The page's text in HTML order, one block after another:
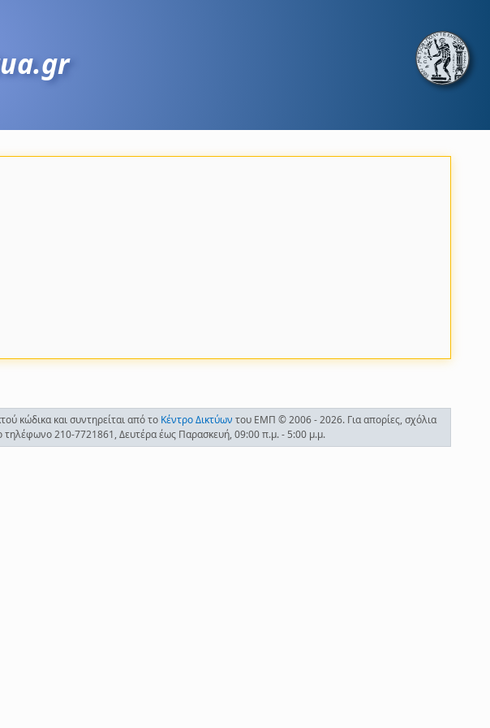
κώδικα και συντηρείται από το Κέντρο Δικτύων του ΕΜΠ © 2006 - 2026. Για απορίες, σχόλια
τηλέφωνο 210-7721861, Δευτέρα έως Παρασκευή, 09:00 π.μ. - 5:00 μ.μ.